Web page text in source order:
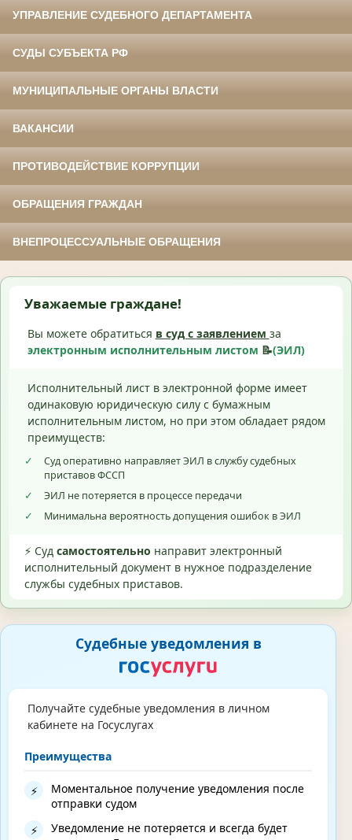
УПРАВЛЕНИЕ СУДЕБНОГО ДЕПАРТАМЕНТА
СУДЫ СУБЪЕКТА РФ
МУНИЦИПАЛЬНЫЕ ОРГАНЫ ВЛАСТИ
ВАКАНСИИ
ПРОТИВОДЕЙСТВИЕ КОРРУПЦИИ
ОБРАЩЕНИЯ ГРАЖДАН
ВНЕПРОЦЕССУАЛЬНЫЕ ОБРАЩЕНИЯ
Уважаемые граждане!
Вы можете обратиться в суд с заявлением за
электронным исполнительным листом 📝(ЭИЛ)
Исполнительный лист в электронной форме имеет
одинаковую юридическую силу с бумажным
исполнительным листом, но при этом обладает рядом
преимуществ:
✓
Суд оперативно направляет ЭИЛ в службу судебных
приставов ФССП
✓
ЭИЛ не потеряется в процессе передачи
✓
Минимальна вероятность допущения ошибок в ЭИЛ
⚡ Суд самостоятельно направит электронный
исполнительный документ в нужное подразделение
службы судебных приставов.
Судебные уведомления в
Получайте судебные уведомления в личном
кабинете на Госуслугах
Преимущества
⚡
Моментальное получение уведомления после
отправки судом
⚡
Уведомление не потеряется и всегда будет